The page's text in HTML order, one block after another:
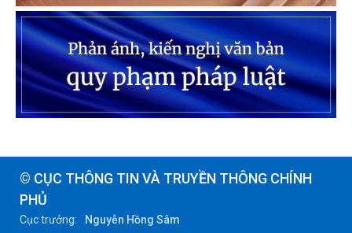
© CỤC THÔNG TIN VÀ TRUYỀN THÔNG CHÍNH
PHỦ
Cục trưởng:
Nguyễn Hồng Sâm